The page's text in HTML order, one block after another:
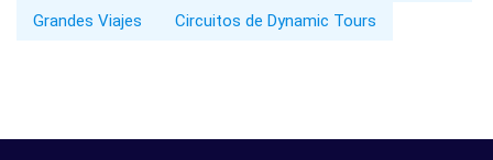
Grandes Viajes
Circuitos de Dynamic Tours